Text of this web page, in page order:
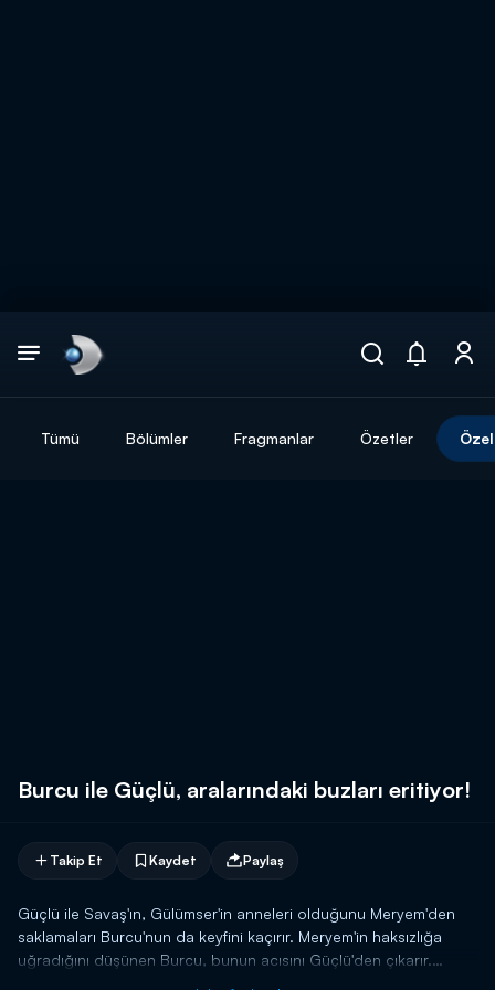
Tümü Bölümler Fragmanlar Özetler
Burcu ile Güçlü, aralarındaki buzları eritiyor!
Takip Et Kaydet Paylaş
Güçlü ile Savaş'ın, Gülümser'in anneleri olduğunu Meryem'den
saklamaları Burcu'nun da keyfini kaçırır. Meryem'in haksızlığa
uğradığını düşünen Burcu, bunun acısını Güçlü'den çıkarır.